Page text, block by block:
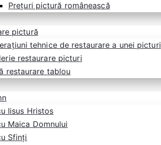
Prețuri pictură românească
pictură
tehnice de restaurare a unei picturi
restaurare picturi
restaurare tablou
Iisus Hristos
Maica Domnului
Sfinți